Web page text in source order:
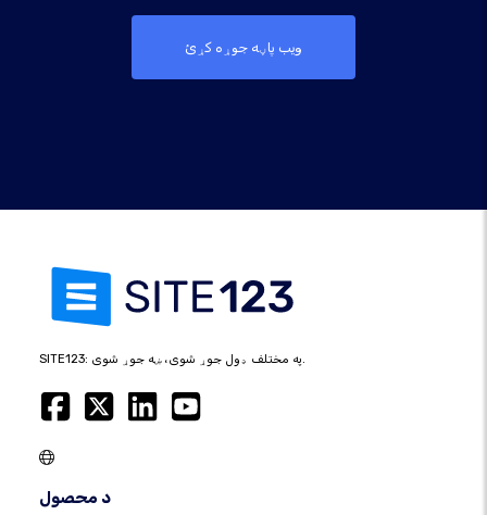
ویب پاڼه جوړه کړئ
SITE123: په مختلف ډول جوړ شوی، ښه جوړ شوی.
د محصول